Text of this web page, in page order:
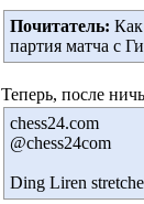
Почитатель:
партия матча с
Теперь, после
chess24.com
‏@chess24com
Ding Liren